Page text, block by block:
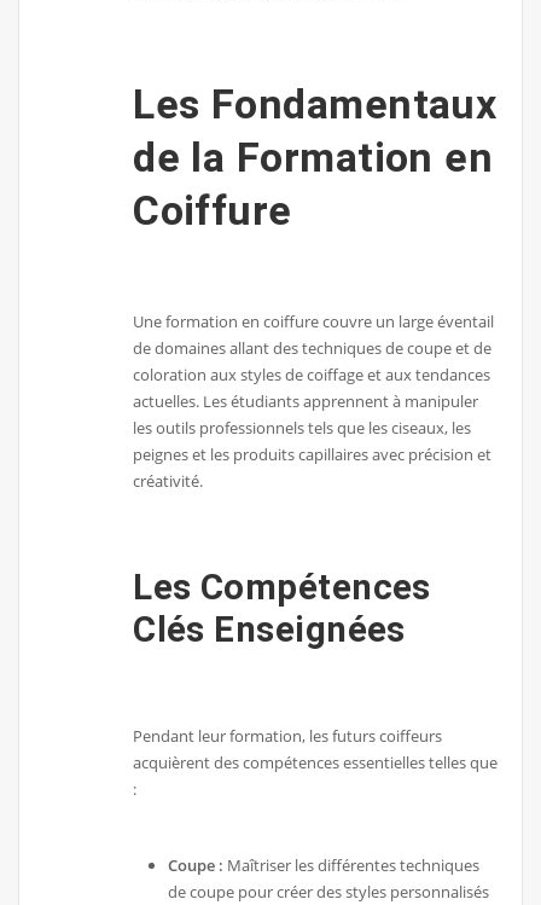
Les Fondamentaux
de la Formation en
Coiffure
Une formation en coiffure couvre un large éventail
de domaines allant des techniques de coupe et de
coloration aux styles de coiffage et aux tendances
actuelles. Les étudiants apprennent à manipuler
les outils professionnels tels que les ciseaux, les
peignes et les produits capillaires avec précision et
créativité.
Les Compétences
Clés Enseignées
Pendant leur formation, les futurs coiffeurs
acquièrent des compétences essentielles telles que
:
Coupe : Maîtriser les différentes techniques
de coupe pour créer des styles personnalisés